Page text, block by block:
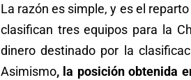
La razón es simple, y es el
clasifican tres equipos para la
dinero destinado por la
Asimismo, la posición obtenida